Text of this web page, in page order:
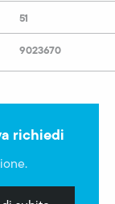
51
9023670
richiedi